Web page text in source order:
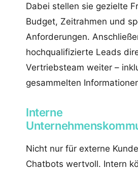
Dabei stellen sie gezielte
Budget, Zeitrahmen und
Anforderungen.
hochqualifizierte Leads
Vertriebsteam weiter –
gesammelten
Interne
Nicht nur für externe
Chatbots wertvoll. Intern